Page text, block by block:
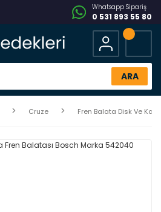
Whatsapp Sipariş
0 531 893 55 80
ARA
Cruze Fren Balata Disk Ve